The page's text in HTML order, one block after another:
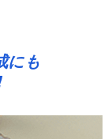
にも